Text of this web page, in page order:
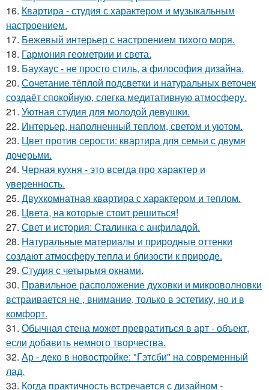
16. Квартира - студия с характером и музыкальным
настроением.
17. Бежевый интерьер с настроением тихого моря.
18. Гармония геометрии и света.
19. Баухаус - не просто стиль, а философия дизайна.
20. Сочетание тёплой подсветки и натуральных веточек
создаёт спокойную, слегка медитативную атмосферу.
21. Уютная студия для молодой девушки.
22. Интерьер, наполненный теплом, светом и уютом.
23. Цвет против серости: квартира для семьи с двумя
дочерьми.
24. Черная кухня - это всегда про характер и
уверенность.
25. Двухкомнатная квартира с характером и теплом.
26. Цвета, на которые стоит решиться!
27. Свет и история: Сталинка с анфиладой.
28. Натуральные материалы и природные оттенки
создают атмосферу тепла и близости к природе.
29. Студия с четырьмя окнами.
30. Правильное расположение духовки и микроволновки
встраивается не , внимание, только в эстетику, но и в
комфорт.
31. Обычная стена может превратиться в арт - объект,
если добавить немного творчества.
32. Ар - деко в новостройке: "Гэтсби" на современный
лад.
33. Когда практичность встречается с дизайном -